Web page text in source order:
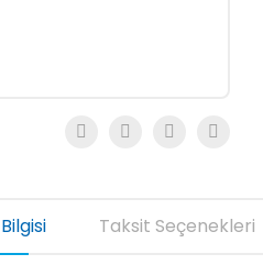
Taksit Seçenekleri